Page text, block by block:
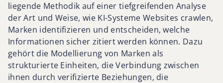
liegende Methodik auf einer tiefgreifenden Analyse
der Art und Weise, wie KI-Systeme Websites crawlen,
Marken identifizieren und entscheiden, welche
Informationen sicher zitiert werden können. Dazu
gehört die Modellierung von Marken als
strukturierte Einheiten, die Verbindung zwischen
ihnen durch verifizierte Beziehungen, die